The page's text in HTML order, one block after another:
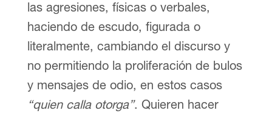
las agresiones, físicas o verbales,
haciendo de escudo, figurada o
literalmente, cambiando el discurso y
no permitiendo la proliferación de bulos
y mensajes de odio, en estos casos
“quien calla otorga”. Quieren hacer